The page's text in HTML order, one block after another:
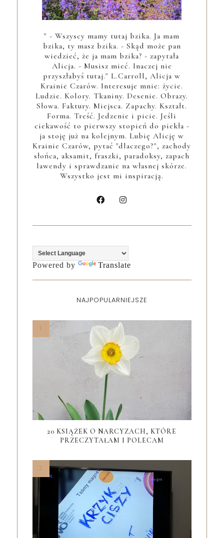
" - Wszyscy mamy tutaj bzika. Ja mam
bzika, ty masz bzika. - Skąd może pan
wiedzieć, że ja mam bzika? - zapytała
Alicja. - Musisz mieć. Inaczej nie
przyszłabyś tutaj." L.Carroll, Alicja w
Krainie Czarów. Interesuje mnie: życie.
Ludzie. Kolory. Tkaniny. Desenie. Obrazy.
Słowa. Faktury. Miejsca. Zapachy. Kształt.
Forma. Treść. Jedzenie i picie. Jeśli
ciekawość to pierwszy stopień do piekła -
ja stoję już na kolejnym. Lubię Alicję w
Krainie Czarów, pytać "dlaczego?", zachody
słońca, aksamit, fraszki, paradoksy, zapach
lawendy i sprawdzanie na własnej skórze.
Wszystko jest mi inspiracją.
Powered by Translate
NAJPOPULARNIEJSZE
20 KSIĄŻEK O NARCYZACH, KTÓRE
PRZECZYTAŁAM I POLECAM